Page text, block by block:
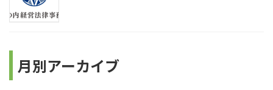
月別アーカイブ